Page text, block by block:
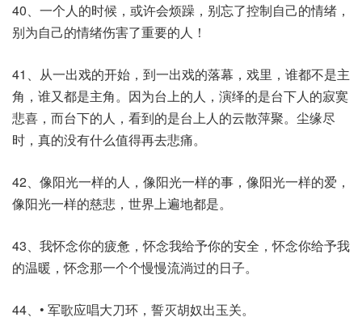
40、一个人的时候，或许会烦躁，别忘了控制自己的情绪，
别为自己的情绪伤害了重要的人！
41、从一出戏的开始，到一出戏的落幕，戏里，谁都不是主
角，谁又都是主角。因为台上的人，演绎的是台下人的寂寞
悲喜，而台下的人，看到的是台上人的云散萍聚。尘缘尽
时，真的没有什么值得再去悲痛。
42、像阳光一样的人，像阳光一样的事，像阳光一样的爱，
像阳光一样的慈悲，世界上遍地都是。
43、我怀念你的疲惫，怀念我给予你的安全，怀念你给予我
的温暖，怀念那一个个慢慢流淌过的日子。
44、• 军歌应唱大刀环，誓灭胡奴出玉关。